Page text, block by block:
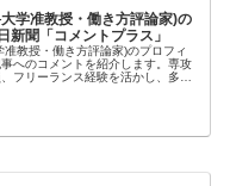
学准教授・働き方評論家)の
新聞「コメントプラス」
教授・働き方評論家)のプロフィ
へのコメントを紹介します。専攻
フリーランス経験を活かし、多様